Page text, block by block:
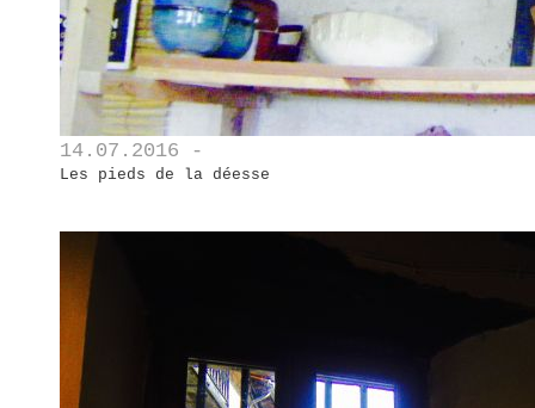
14.07.2016 -
Les pieds de la déesse